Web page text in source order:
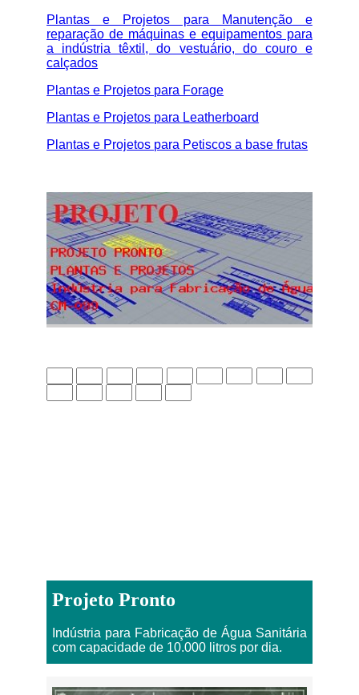
Plantas e Projetos para Manutenção e
reparação de máquinas e equipamentos para
a indústria têxtil, do vestuário, do couro e
calçados
Plantas e Projetos para Forage
Plantas e Projetos para Leatherboard
Plantas e Projetos para Petiscos a base frutas
Projeto Pronto
Indústria para Fabricação de Água Sanitária
com capacidade de 10.000 litros por dia.